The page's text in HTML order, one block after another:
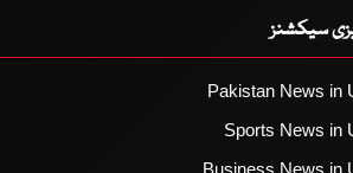
سیکشنز
Pakistan News in
Sports News in
Business News in